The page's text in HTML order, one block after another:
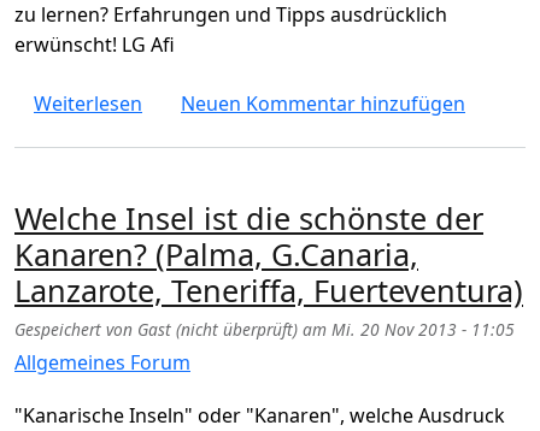
zu lernen? Erfahrungen und Tipps ausdrücklich
erwünscht! LG Afi
Weiterlesen über Spanisch Sprachkurse in Gran
Neuen Kommentar hinzufügen
Welche Insel ist die schönste der
Kanaren? (Palma, G.Canaria,
Lanzarote, Teneriffa, Fuerteventura)
Gespeichert von Gast (nicht überprüft) am Mi. 20 Nov 2013 - 11:05
Allgemeines Forum
"Kanarische Inseln" oder "Kanaren", welche Ausdruck